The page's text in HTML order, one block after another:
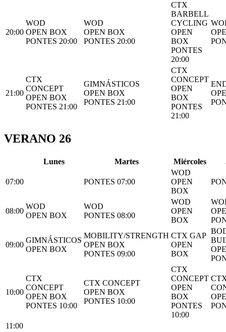
20:00
WOD
OPEN BOX
PONTES 20:00
WOD
OPEN BOX
PONTES 20:00
CTX
BARBELL
CYCLING
OPEN
BOX
PONTES
20:00
21:00
CTX
CONCEPT
OPEN BOX
PONTES 21:00
GIMNÁSTICOS
OPEN BOX
PONTES 21:00
CTX
CONCEPT
OPEN
BOX
PONTES
21:00
VERANO 26
Lunes Martes Miércoles
07:00 PONTES 07:00
WOD
OPEN
BOX
08:00
WOD
OPEN BOX
WOD
PONTES 08:00
WOD
OPEN
BOX
09:00
GIMNÁSTICOS
OPEN BOX
MOBILITY/STRENGTH
OPEN BOX
PONTES 09:00
CTX GAP
OPEN
BOX
10:00
CTX
CONCEPT
OPEN BOX
PONTES 10:00
CTX CONCEPT
OPEN BOX
PONTES 10:00
CTX
CONCEPT
OPEN
BOX
PONTES
10:00
11:00